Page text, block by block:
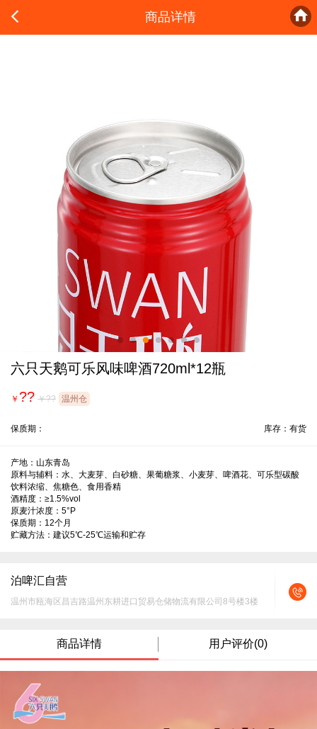
 商品详情 
六只天鹅可乐风味啤酒720ml*12瓶
￥ ?? ￥?? 温州仓
保质期： 库存：有货
产地：山东青岛
原料与辅料：水、大麦芽、白砂糖、果葡糖浆、小麦芽、啤酒花、可乐型碳酸
饮料浓缩、焦糖色、食用香精
酒精度：≥1.5%vol
原麦汁浓度：5°P
保质期：12个月
贮藏方法：建议5℃-25℃运输和贮存
泊啤汇自营
温州市瓯海区昌吉路温州东耕进口贸易仓储物流有限公司8号楼3楼
商品详情 用户评价(0)